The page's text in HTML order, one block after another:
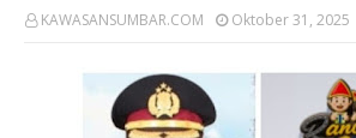
KAWASANSUMBAR.COM Oktober 31, 2025